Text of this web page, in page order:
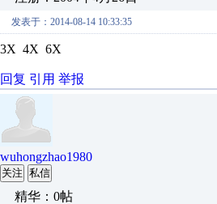
发表于：2014-08-14 10:33:35
3X 4X 6X
回复 引用 举报
wuhongzhao1980
关注 私信
精华：0帖